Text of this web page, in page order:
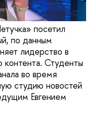
посетил
по данным
лидерство в
контента. Студенты
во время
студию новостей
Евгением